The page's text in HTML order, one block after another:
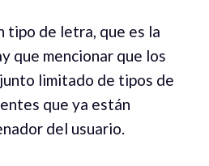
tipo de letra, que es la
que mencionar que los
limitado de tipos de
que ya están
del usuario.